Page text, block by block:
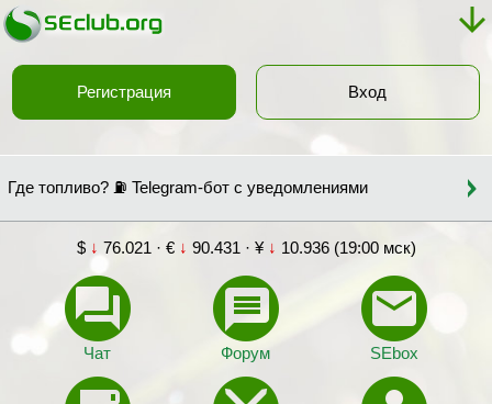
Регистрация Вход
Где топливо? ⛽ Telegram-бот с уведомлениями
$ ↓ 76.021 · € ↓ 90.431 · ¥ ↓ 10.936 (19:00 мск)
Чат Форум SEbox